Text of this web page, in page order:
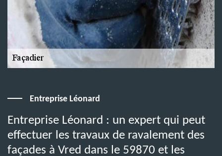
Entreprise Léonard
Entreprise Léonard : un expert qui peut
effectuer les travaux de ravalement des
façades à Vred dans le 59870 et les